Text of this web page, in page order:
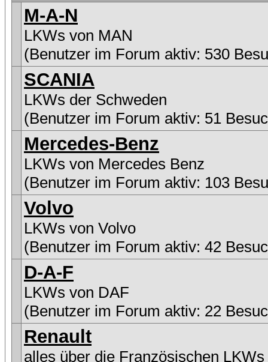
M-A-N
LKWs von MAN
(Benutzer im Forum aktiv: 530
SCANIA
LKWs der Schweden
(Benutzer im Forum aktiv: 51
Mercedes-Benz
LKWs von Mercedes Benz
(Benutzer im Forum aktiv: 103
Volvo
LKWs von Volvo
(Benutzer im Forum aktiv: 42
D-A-F
LKWs von DAF
(Benutzer im Forum aktiv: 22
Renault
alles über die Französischen LKWs